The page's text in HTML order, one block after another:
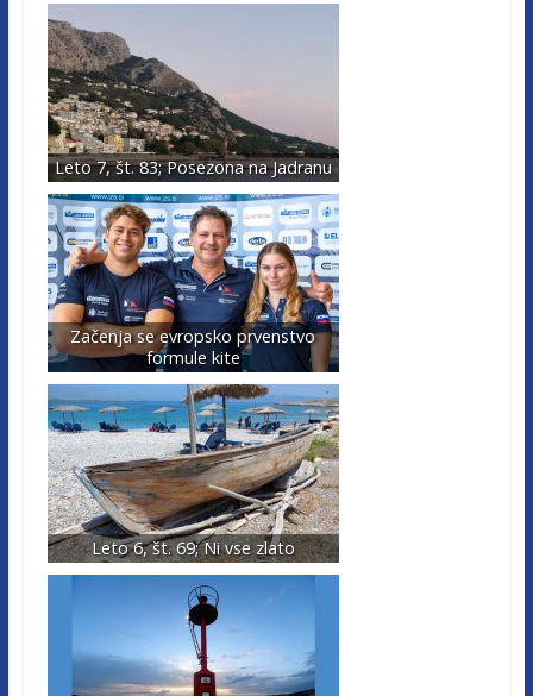
Leto 7, št. 83; Posezona na Jadranu
Začenja se evropsko prvenstvo
formule kite
Leto 6, št. 69; Ni vse zlato